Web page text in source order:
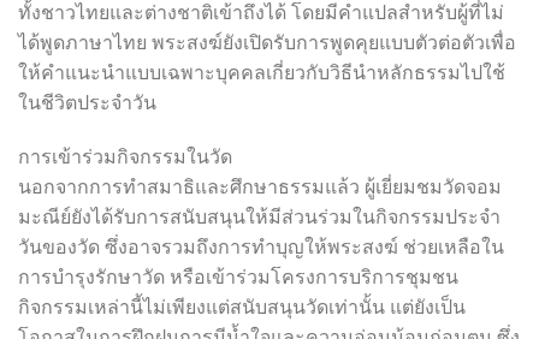
ทั้งชาวไทยและต่างชาติเข้าถึงได้ โดยมีคำแปลสำหรับผู้ที่ไม่
ได้พูดภาษาไทย พระสงฆ์ยังเปิดรับการพูดคุยแบบตัวต่อตัวเพื่อ
ให้คำแนะนำแบบเฉพาะบุคคลเกี่ยวกับวิธีนำหลักธรรมไปใช้
ในชีวิตประจำวัน
การเข้าร่วมกิจกรรมในวัด
นอกจากการทำสมาธิและศึกษาธรรมแล้ว ผู้เยี่ยมชมวัดจอม
มะณีย์ยังได้รับการสนับสนุนให้มีส่วนร่วมในกิจกรรมประจำ
วันของวัด ซึ่งอาจรวมถึงการทำบุญให้พระสงฆ์ ช่วยเหลือใน
การบำรุงรักษาวัด หรือเข้าร่วมโครงการบริการชุมชน
กิจกรรมเหล่านี้ไม่เพียงแต่สนับสนุนวัดเท่านั้น แต่ยังเป็น